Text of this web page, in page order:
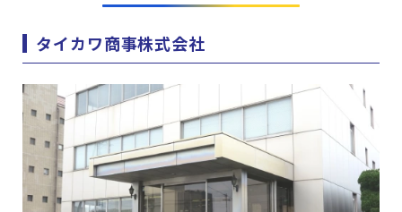
タイカワ商事株式会社